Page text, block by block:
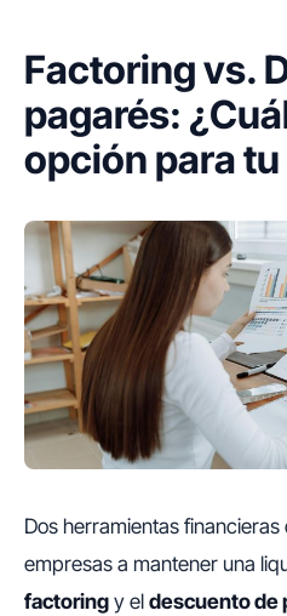
Factoring vs.
pagarés:
opción para
Dos herramientas
empresas a mantener una
factoring y el descuento de